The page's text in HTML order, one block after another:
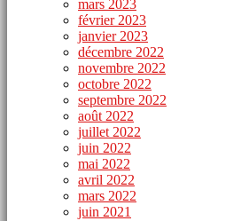
mars 2023
février 2023
janvier 2023
décembre 2022
novembre 2022
octobre 2022
septembre 2022
août 2022
juillet 2022
juin 2022
mai 2022
avril 2022
mars 2022
juin 2021